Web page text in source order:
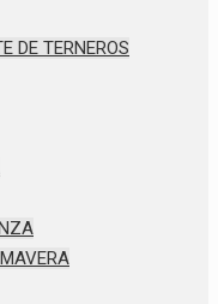
DE TERNEROS